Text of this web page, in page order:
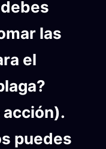
las
el
puedes